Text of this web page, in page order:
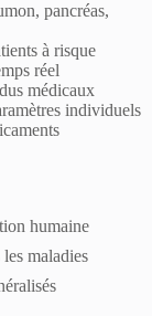
pancréas,
à risque
réel
médicaux
individuels
humaine
maladies